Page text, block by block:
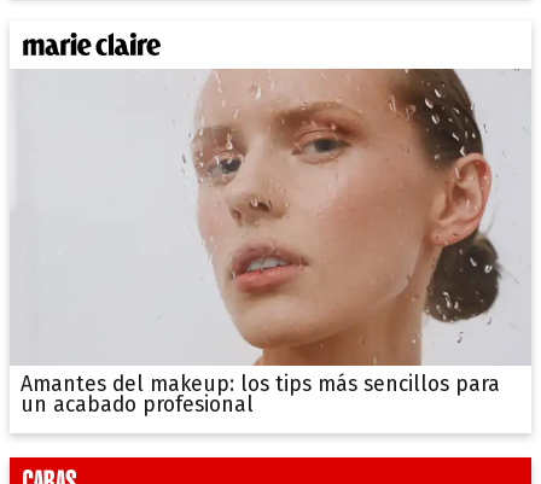
Amantes del makeup: los tips más sencillos para
un acabado profesional